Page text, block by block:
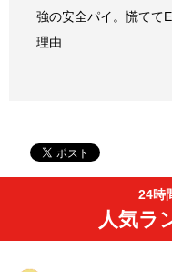
強の安全パイ。慌てて
理由
24時
人気ラ